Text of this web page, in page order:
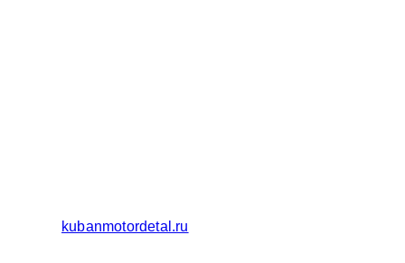
kubanmotordetal.ru